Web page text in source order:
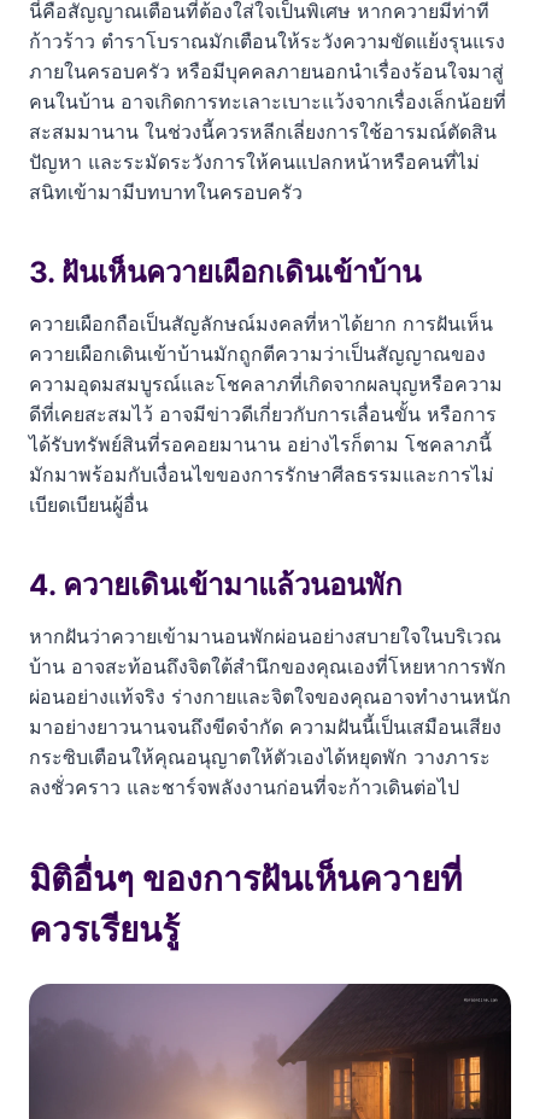
นี่คือสัญญาณเตือนที่ต้องใส่ใจเป็นพิเศษ หากควายมีท่าที
ก้าวร้าว ตำราโบราณมักเตือนให้ระวังความขัดแย้งรุนแรง
ภายในครอบครัว หรือมีบุคคลภายนอกนำเรื่องร้อนใจมาสู่
คนในบ้าน อาจเกิดการทะเลาะเบาะแว้งจากเรื่องเล็กน้อยที่
สะสมมานาน ในช่วงนี้ควรหลีกเลี่ยงการใช้อารมณ์ตัดสิน
ปัญหา และระมัดระวังการให้คนแปลกหน้าหรือคนที่ไม่
สนิทเข้ามามีบทบาทในครอบครัว
3. ฝันเห็นควายเผือกเดินเข้าบ้าน
ควายเผือกถือเป็นสัญลักษณ์มงคลที่หาได้ยาก การฝันเห็น
ควายเผือกเดินเข้าบ้านมักถูกตีความว่าเป็นสัญญาณของ
ความอุดมสมบูรณ์และโชคลาภที่เกิดจากผลบุญหรือความ
ดีที่เคยสะสมไว้ อาจมีข่าวดีเกี่ยวกับการเลื่อนขั้น หรือการ
ได้รับทรัพย์สินที่รอคอยมานาน อย่างไรก็ตาม โชคลาภนี้
มักมาพร้อมกับเงื่อนไขของการรักษาศีลธรรมและการไม่
เบียดเบียนผู้อื่น
4. ควายเดินเข้ามาแล้วนอนพัก
หากฝันว่าควายเข้ามานอนพักผ่อนอย่างสบายใจในบริเวณ
บ้าน อาจสะท้อนถึงจิตใต้สำนึกของคุณเองที่โหยหาการพัก
ผ่อนอย่างแท้จริง ร่างกายและจิตใจของคุณอาจทำงานหนัก
มาอย่างยาวนานจนถึงขีดจำกัด ความฝันนี้เป็นเสมือนเสียง
กระซิบเตือนให้คุณอนุญาตให้ตัวเองได้หยุดพัก วางภาระ
ลงชั่วคราว และชาร์จพลังงานก่อนที่จะก้าวเดินต่อไป
มิติอื่นๆ ของการฝันเห็นควายที่
ควรเรียนรู้